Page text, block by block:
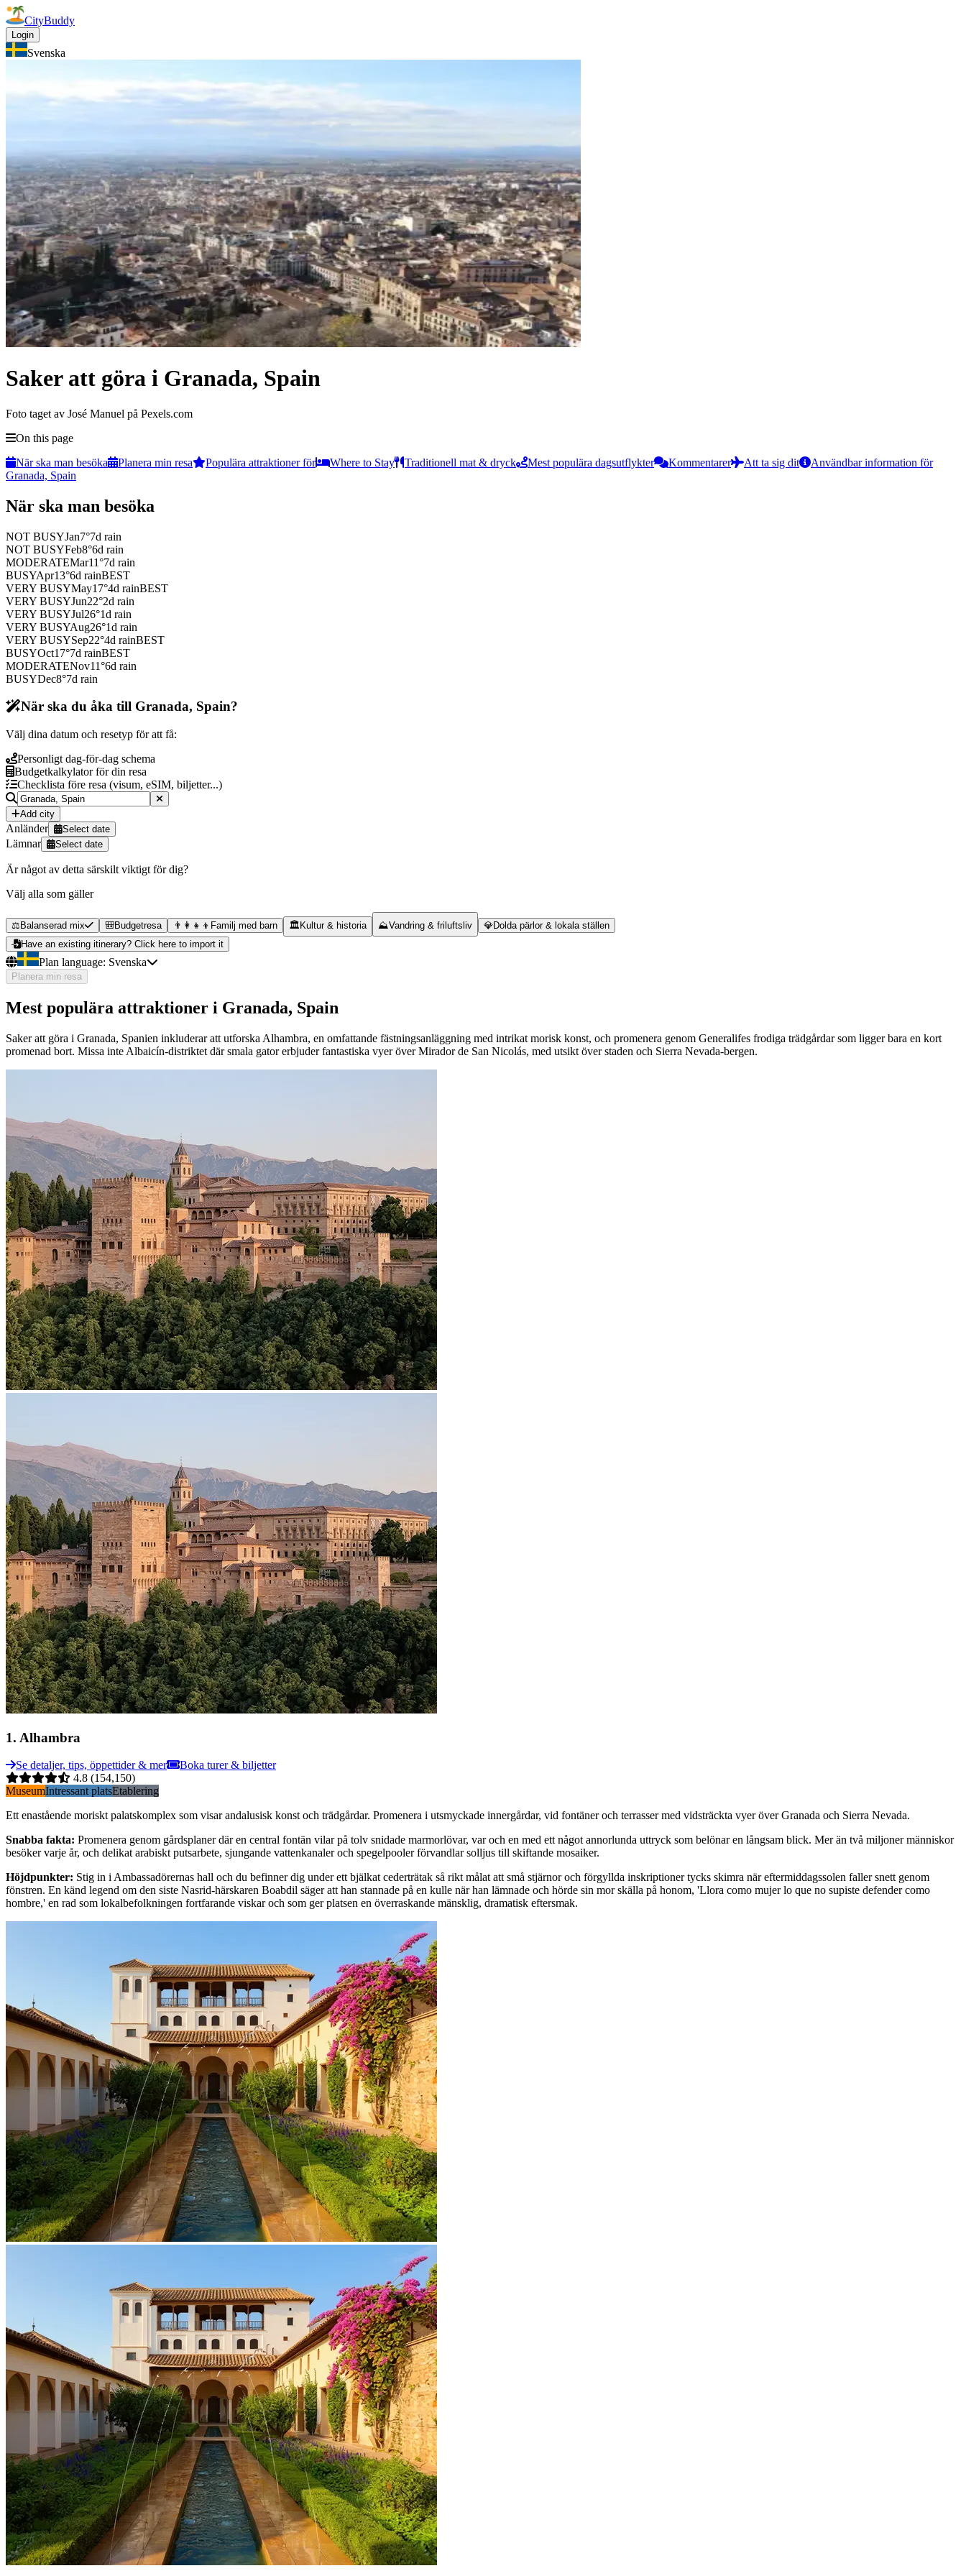
CityBuddy
Login
Svenska
Saker att göra i Granada, Spain
Foto taget av José Manuel på Pexels.com
On this page
När ska man besöka
Planera min resa Populära attraktioner för Where to Stay Traditionell mat & dryck Mest populära dagsutflykter Kommentarer Att ta sig dit
Användbar information för
Granada, Spain
När ska man besöka
NOT BUSYJan7°7d rain
NOT BUSYFeb8°6d rain
MODERATEMar11°7d rain
BUSYApr13°6d rainBEST
VERY BUSYMay17°4d rainBEST
VERY BUSYJun22°2d rain
VERY BUSYJul26°1d rain
VERY BUSYAug26°1d rain
VERY BUSYSep22°4d rainBEST
BUSYOct17°7d rainBEST
MODERATENov11°6d rain
BUSYDec8°7d rain
När ska du åka till Granada, Spain?
Välj dina datum och resetyp för att få:
Personligt dag-för-dag schema
Budgetkalkylator för din resa
Checklista före resa (visum, eSIM, biljetter...)
Add city
Anländer Select date
Lämnar Select date
Är något av detta särskilt viktigt för dig?
Välj alla som gäller
⚖️ Balanserad mix 🎒Budgetresa 👨‍👩‍👧‍👦 Familj med barn 🏛️ Kultur & historia ⛰️Vandring & friluftsliv 💎Dolda pärlor & lokala ställen
Have an existing itinerary? Click here to import it
Plan language: Svenska
Planera min resa
Mest populära attraktioner i Granada, Spain
Saker att göra i Granada, Spanien inkluderar att utforska Alhambra, en omfattande fästningsanläggning med intrikat morisk konst, och promenera genom Generalifes frodiga trädgårdar som ligger bara en kort
promenad bort. Missa inte Albaicín-distriktet där smala gator erbjuder fantastiska vyer över Mirador de San Nicolás, med utsikt över staden och Sierra Nevada-bergen.
1. Alhambra
Se detaljer, tips, öppettider & mer
Boka turer & biljetter
4.8 (154,150)
MuseumIntressant platsEtablering
Ett enastående moriskt palatskomplex som visar andalusisk konst och trädgårdar. Promenera i utsmyckade innergårdar, vid fontäner och terrasser med vidsträckta vyer över Granada och Sierra Nevada.
Snabba fakta: Promenera genom gårdsplaner där en central fontän vilar på tolv snidade marmorlövar, var och en med ett något annorlunda uttryck som belönar en långsam blick. Mer än två miljoner människor
besöker varje år, och delikat arabiskt putsarbete, sjungande vattenkanaler och spegelpooler förvandlar solljus till skiftande mosaiker.
Höjdpunkter: Stig in i Ambassadörernas hall och du befinner dig under ett bjälkat cederträtak så rikt målat att små stjärnor och förgyllda inskriptioner tycks skimra när eftermiddagssolen faller snett genom
fönstren. En känd legend om den siste Nasrid-härskaren Boabdil säger att han stannade på en kulle när han lämnade och hörde sin mor skälla på honom, 'Llora como mujer lo que no supiste defender como
hombre,' en rad som lokalbefolkningen fortfarande viskar och som ger platsen en överraskande mänsklig, dramatisk eftersmak.